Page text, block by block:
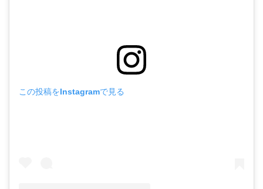
この投稿をInstagramで見る